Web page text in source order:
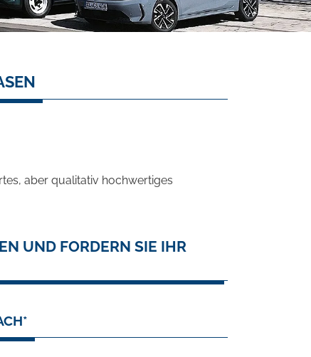
aber qualitativ hochwertiges
UND FORDERN SIE IHR